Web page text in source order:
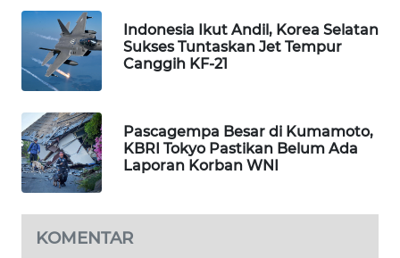
Indonesia Ikut Andil, Korea Selatan
Sukses Tuntaskan Jet Tempur
Canggih KF-21
Pascagempa Besar di Kumamoto,
KBRI Tokyo Pastikan Belum Ada
Laporan Korban WNI
KOMENTAR
MEDAN
NEWS
METRO
NEWS
KRT
NEWS
KARING
NEWS